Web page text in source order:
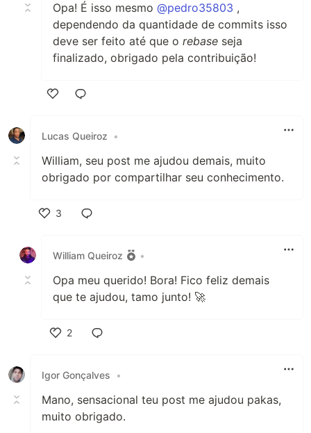
Opa! É isso mesmo @pedro35803 ,
dependendo da quantidade de commits isso
deve ser feito até que o rebase seja
finalizado, obrigado pela contribuição!
Lucas Queiroz
•
William, seu post me ajudou demais, muito
obrigado por compartilhar seu conhecimento.
3
William Queiroz
•
Opa meu querido! Bora! Fico feliz demais
que te ajudou, tamo junto! 🚀
2
Igor Gonçalves
•
Mano, sensacional teu post me ajudou pakas,
muito obrigado.